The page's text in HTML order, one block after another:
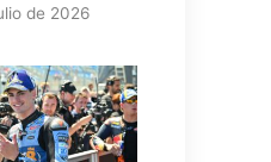
de 2026